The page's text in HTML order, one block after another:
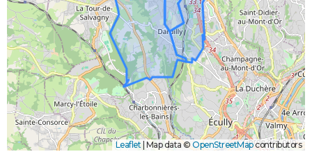
Leaflet Map data © OpenStreetMapcontributors